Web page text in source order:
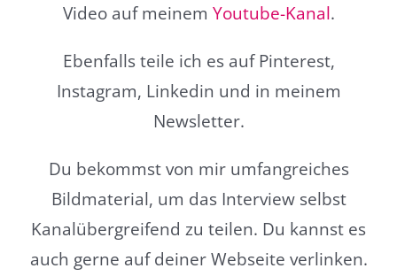
Video auf meinem Youtube-Kanal.
Ebenfalls teile ich es auf Pinterest,
Instagram, Linkedin und in meinem
Newsletter.
Du bekommst von mir umfangreiches
Bildmaterial, um das Interview selbst
Kanalübergreifend zu teilen. Du kannst es
auch gerne auf deiner Webseite verlinken.